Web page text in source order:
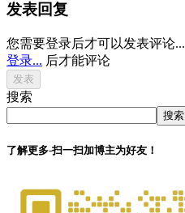
发表回复
您需要登录后才可以发表评论...
登录... 后才能评论
搜索
搜索
了解更多-扫一扫加博主为好友！